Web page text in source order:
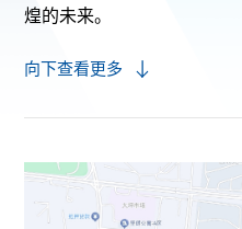
煌的未来。
向下查看更多